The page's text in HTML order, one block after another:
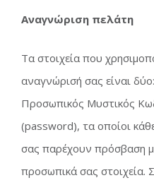
Αναγνώριση πελάτη
Τα στοιχεία που
αναγνώρισή σας είναι
Προσωπικός Μυστικός
(password), τα οποίοι
σας παρέχουν πρόσβαση
προσωπικά σας στοιχεία.